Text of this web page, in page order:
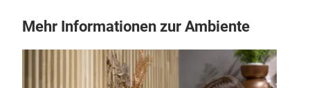
Mehr Informationen zur Ambiente